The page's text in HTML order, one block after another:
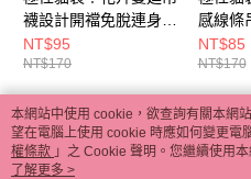
襪設計開襠免脫連身網
衣﹝B款﹞ E535855
NT$95
NT$170
感線條
衣
NT$85
NT$170
熱門標籤
本網站中使用 cookie，欲查詢有關本網
望在電腦上使用 cookie 時應如何變更電
權條款 」之 Cookie 聲明。您繼續使用
用條款之 Cookie 聲明使用 cookie。
了解更多 >